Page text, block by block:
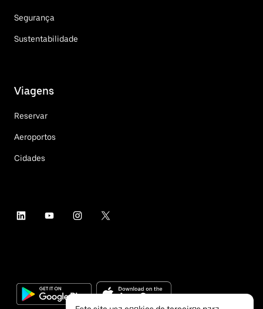
Segurança
Sustentabilidade
Viagens
Reservar
Aeroportos
Cidades